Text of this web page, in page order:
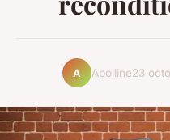
A Apolline23